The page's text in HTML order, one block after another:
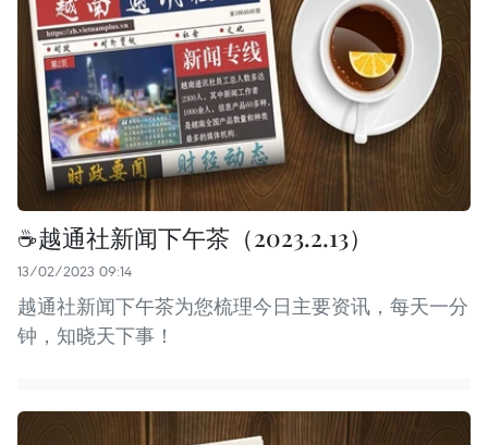
☕️越通社新闻下午茶（2023.2.13）
13/02/2023 09:14
越通社新闻下午茶为您梳理今日主要资讯，每天一分
钟，知晓天下事！